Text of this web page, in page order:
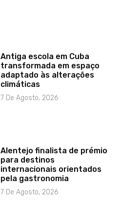
Antiga escola em Cuba
transformada em espaço
adaptado às alterações
climáticas
7 De Agosto, 2026
Alentejo finalista de prémio
para destinos
internacionais orientados
pela gastronomia
7 De Agosto, 2026